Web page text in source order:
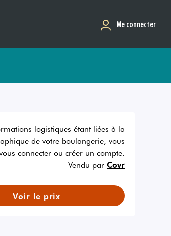
Me connecter
logistiques étant liées à la
de votre boulangerie, vous
connecter ou créer un compte.
Vendu par Covr
Voir le prix